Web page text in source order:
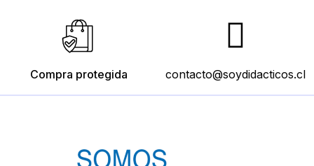
Compra protegida contacto@soydidacticos.cl